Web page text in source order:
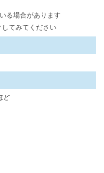
る場合があります
てみてください
ど